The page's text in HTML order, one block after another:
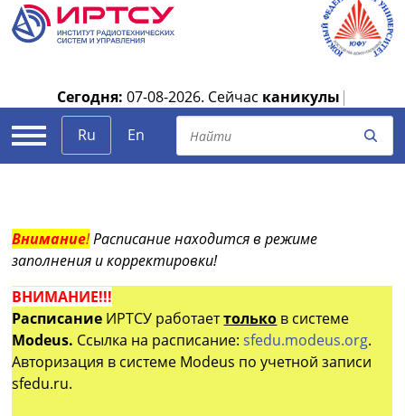
Сегодня: 07-08-2026. Сейчас каникулы |
Ru
En
Внимание!Расписание находится в режиме
заполнения и корректировки!
ВНИМАНИЕ!!!
Расписание ИРТСУ работаеттолько в системе
Modeus. Ссылка на расписание:sfedu.modeus.org.
Авторизация в системе Modeus по учетной записи
sfedu.ru.